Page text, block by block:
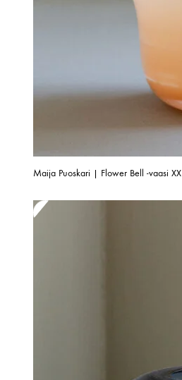
Maija Puoskari | Flower Bell -vaasi XX